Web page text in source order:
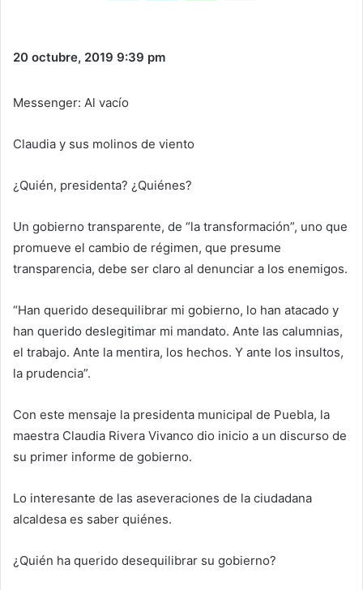
20 octubre, 2019 9:39 pm
Messenger: Al vacío
Claudia y sus molinos de viento
¿Quién, presidenta? ¿Quiénes?
Un gobierno transparente, de “la transformación”, uno que
promueve el cambio de régimen, que presume
transparencia, debe ser claro al denunciar a los enemigos.
“Han querido desequilibrar mi gobierno, lo han atacado y
han querido deslegitimar mi mandato. Ante las calumnias,
el trabajo. Ante la mentira, los hechos. Y ante los insultos,
la prudencia”.
Con este mensaje la presidenta municipal de Puebla, la
maestra Claudia Rivera Vivanco dio inicio a un discurso de
su primer informe de gobierno.
Lo interesante de las aseveraciones de la ciudadana
alcaldesa es saber quiénes.
¿Quién ha querido desequilibrar su gobierno?